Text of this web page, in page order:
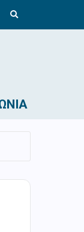
p
c
h
r